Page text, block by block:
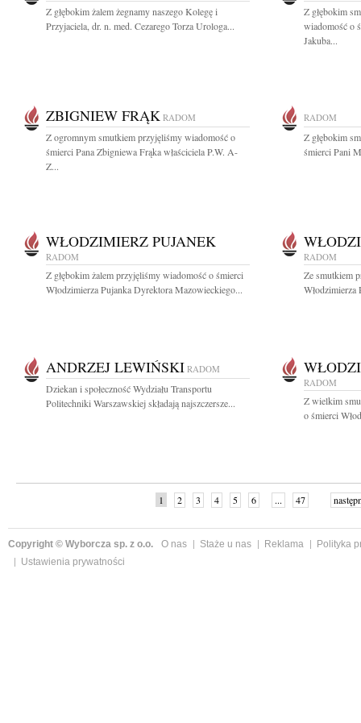
Z głębokim żalem żegnamy naszego Kole­gę i
Przyjaciela, dr. n. med. Cezarego Torza Urologa...
Z głębokim
wiadomość o
Jakuba...
ZBIGNIEW FRĄK RADOM
Z ogromnym smutkiem przyjęliśmy wiadomość o
śmierci Pana Zbigniewa Frąka właściciela P.W. A-
Z...
RADOM
Z głębokim
śmierci Pani
WŁODZIMIERZ PUJANEK
RADOM
Z głębokim żalem przyjęliśmy wiadomość o śmierci
Włodzimierza Pujanka Dyrektora Mazowieckiego...
RADOM
Ze smutkiem
ANDRZEJ LEWIŃSKI RADOM
Dziekan i społeczność Wydziału Transportu
Politechniki Warszawskiej składają najszczersze...
RADOM
Z wielkim
o śmierci
1 2 3 4 5 6 ... 47
Copyright © Wyborcza sp. z o.o. O nas Staże u nas Reklama
Polityka
Ustawienia prywatności